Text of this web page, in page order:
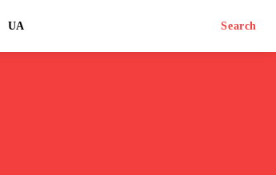
UA Search